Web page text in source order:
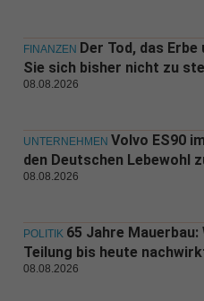
FINANZEN Der Tod, das Erbe
Sie sich bisher nicht zu
08.08.2026
UNTERNEHMEN Volvo ES90
den Deutschen Lebewohl
08.08.2026
POLITIK 65 Jahre
Teilung bis heute
08.08.2026